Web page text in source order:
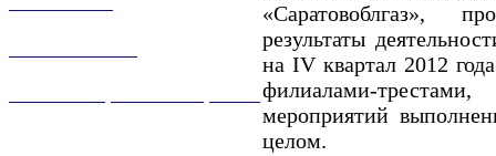
«Саратовоблгаз»,
результаты
на IV квартал 2012
филиалами-
мероприятий
целом.